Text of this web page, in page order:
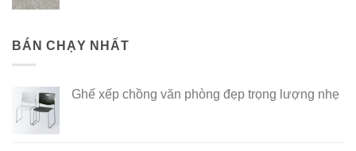
BÁN CHẠY NHẤT
Ghế xếp chồng văn phòng đẹp trọng lượng nhẹ